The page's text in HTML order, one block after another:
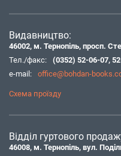
Видавництво:
46002, м. Тернопіль, просп.
Тел./факс:
(0352) 52-06-07,
e-mail:
office@bohdan-
Схема проїзду
Відділ гуртового
46008, м. Тернопіль, вул.